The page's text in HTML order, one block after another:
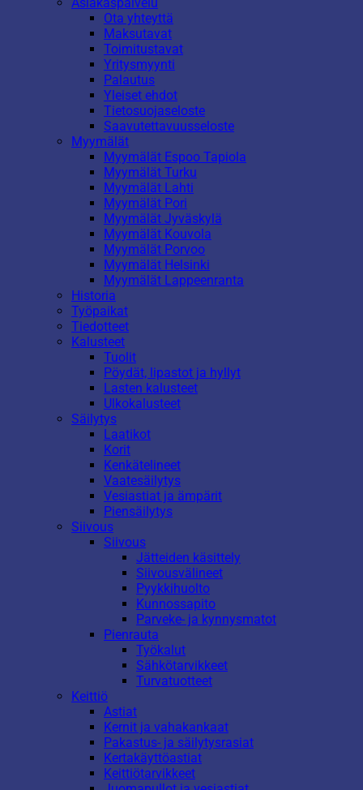
Ota yhteyttä
Maksutavat
Toimitustavat
Yritysmyynti
Palautus
Yleiset ehdot
Tietosuojaseloste
Saavutettavuusseloste
Myymälät
Myymälät Espoo Tapiola
Myymälät Turku
Myymälät Lahti
Myymälät Pori
Myymälät Jyväskylä
Myymälät Kouvola
Myymälät Porvoo
Myymälät Helsinki
Myymälät Lappeenranta
Historia
Työpaikat
Tiedotteet
Kalusteet
Tuolit
Pöydät, lipastot ja hyllyt
Lasten kalusteet
Ulkokalusteet
Säilytys
Laatikot
Korit
Kenkätelineet
Vaatesäilytys
Vesiastiat ja ämpärit
Piensäilytys
Siivous
Siivous
Jätteiden käsittely
Siivousvälineet
Pyykkihuolto
Kunnossapito
Parveke- ja kynnysmatot
Pienrauta
Työkalut
Sähkötarvikkeet
Turvatuotteet
Keittiö
Astiat
Kernit ja vahakankaat
Pakastus- ja säilytysrasiat
Kertakäyttöastiat
Keittiötarvikkeet